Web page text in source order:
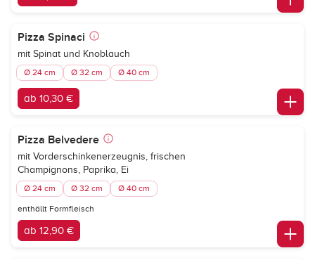
Pizza Spinaci
mit Spinat und Knoblauch
Ø 24 cm Ø 32 cm Ø 40 cm
ab 10,30 €
Pizza Belvedere
mit Vorderschinkenerzeugnis, frischen
Champignons, Paprika, Ei
Ø 24 cm Ø 32 cm Ø 40 cm
enthällt Formfleisch
ab 12,90 €